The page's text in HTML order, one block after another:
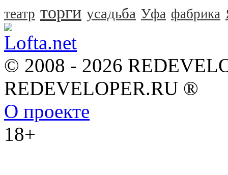
театр торги усадьба Уфа фабрика
© 2008 - 2026
REDEVELOPER.RU ®
О проекте
18+